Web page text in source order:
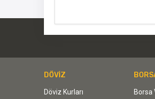
DÖVİZ
Döviz Kurları Borsa